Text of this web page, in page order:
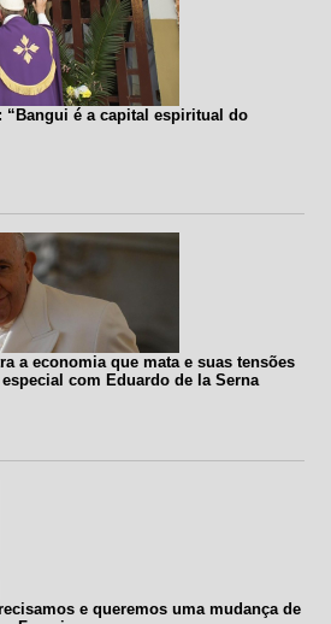
“Bangui é a capital espiritual do
a economia que mata e suas tensões
com Eduardo de la Serna
e queremos uma mudança de